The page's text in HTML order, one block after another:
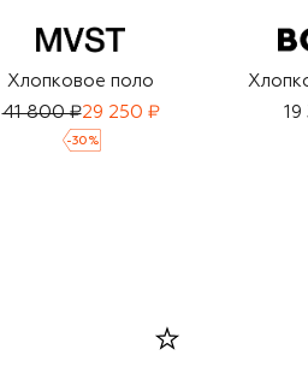
Хлопковое поло
41 800 ₽29 250 ₽
-30 %